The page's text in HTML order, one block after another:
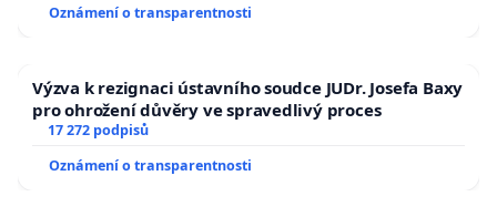
Oznámení o transparentnosti
Výzva k rezignaci ústavního soudce JUDr. Josefa Baxy
pro ohrožení důvěry ve spravedlivý proces
17 272 podpisů
Oznámení o transparentnosti